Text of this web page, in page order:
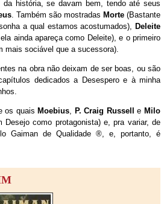
história, se davam bem, tendo até seus
. Também são mostradas Morte (Bastante
a qual estamos acostumados), Deleite
ainda apareça como Deleite), e o primeiro
mais sociável que a sucessora).
na obra não deixam de ser boas, ou são
dedicados a Desespero e à minha
os quais Moebius, P. Craig Russell e Milo
como protagonista) e, pra variar, de
Gaiman de Qualidade ®, e, portanto, é